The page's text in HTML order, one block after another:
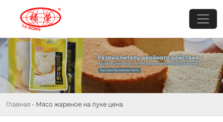
Главная - Мясо жареное на луке цена